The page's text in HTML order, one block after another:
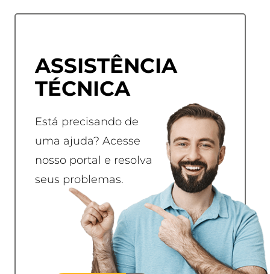
ASSISTÊNCIA
TÉCNICA
Está precisando de
uma ajuda? Acesse
nosso portal e resolva
seus problemas.